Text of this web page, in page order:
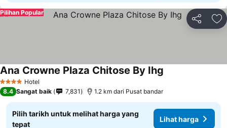
Kongsi
Pilihan Popular
4 BintangHotel
Ana Crowne Plaza Chitose By Ihg
8.4 Sangat baik 7,831 1.2 km dari Pusat bandar
Pilih tarikh untuk melihat harga yang
tepat
Lihat harga